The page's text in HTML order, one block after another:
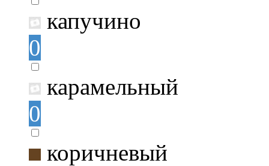
капучино
0
карамельный
0
коричневый